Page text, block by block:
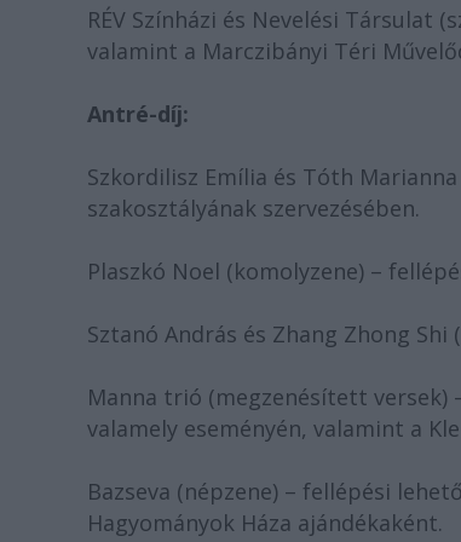
RÉV Színházi és Nevelési Társulat
valamint a Marczibányi Téri
Antré-díj:
Szkordilisz Emília és Tóth
szakosztályának szervezésében.
Plaszkó Noel (komolyzene) –
Sztanó András és Zhang Zhong
Manna trió (megzenésített versek)
valamely eseményén, valamint a
Bazseva (népzene) – fellépési
Hagyományok Háza ajándékaként.